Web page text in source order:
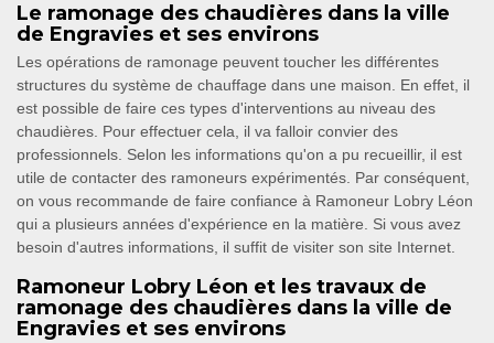
Le ramonage des chaudières dans la ville
de Engravies et ses environs
Les opérations de ramonage peuvent toucher les différentes
structures du système de chauffage dans une maison. En effet, il
est possible de faire ces types d'interventions au niveau des
chaudières. Pour effectuer cela, il va falloir convier des
professionnels. Selon les informations qu'on a pu recueillir, il est
utile de contacter des ramoneurs expérimentés. Par conséquent,
on vous recommande de faire confiance à Ramoneur Lobry Léon
qui a plusieurs années d'expérience en la matière. Si vous avez
besoin d'autres informations, il suffit de visiter son site Internet.
Ramoneur Lobry Léon et les travaux de
ramonage des chaudières dans la ville de
Engravies et ses environs